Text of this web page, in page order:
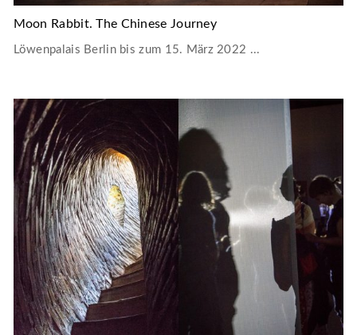
Moon Rabbit. The Chinese Journey
Löwenpalais Berlin bis zum 15. März 2022 ...